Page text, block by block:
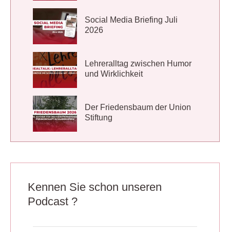
Social Media Briefing Juli
2026
Lehreralltag zwischen Humor
und Wirklichkeit
Der Friedensbaum der Union
Stiftung
Kennen Sie schon unseren
Podcast ?